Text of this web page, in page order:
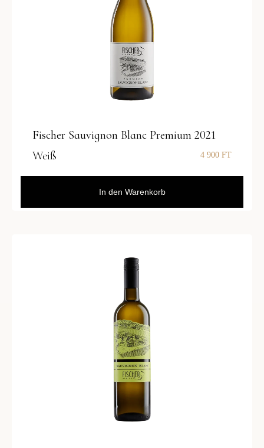
Fischer Sauvignon Blanc Premium 2021
Weiß
4 900 FT
In den Warenkorb